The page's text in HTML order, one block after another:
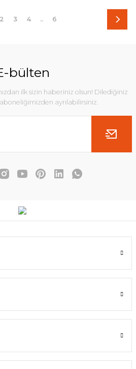
2 3 4 .. 6
bülten
ilk sizin haberiniz olsun! Dilediğiniz
ayrılabilirsiniz.